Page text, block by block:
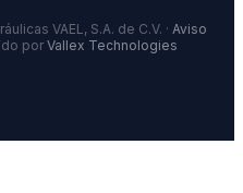
VAEL, S.A. de C.V. · Aviso
porVallex Technologies